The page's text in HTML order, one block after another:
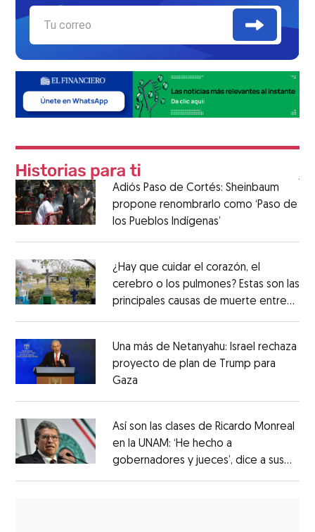
Adiós Paso de Cortés: Sheinbaum
propone renombrarlo como ‘Paso de
los Pueblos Indígenas’
¿Hay que cuidar el corazón, el
cerebro o los pulmones? Estas son las
principales causas de muerte entre
los mexicanos
Una más de Netanyahu: Israel rechaza
proyecto de plan de Trump para
Gaza
Así son las clases de Ricardo Monreal
en la UNAM: ‘He hecho a
gobernadores y jueces’, dice a sus
alumnos